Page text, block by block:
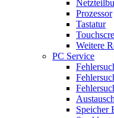
Prozessor
Tastatur
Weitere
PC Service
Speicher